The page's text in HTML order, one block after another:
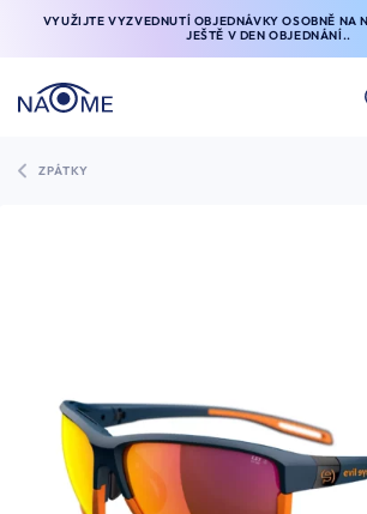
VYUŽIJTE VYZVEDNUTÍ OBJEDNÁVKY OSOBNĚ NA
JEŠTĚ V DEN OBJEDNÁNÍ..
ZPÁTKY